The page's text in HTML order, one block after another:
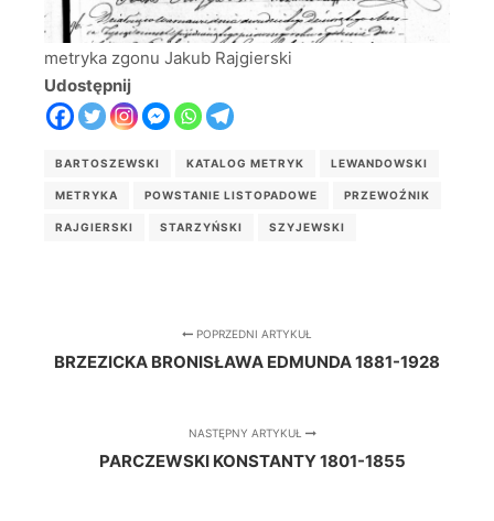
metryka zgonu Jakub Rajgierski
Udostępnij
BARTOSZEWSKI KATALOG METRYK LEWANDOWSKI
METRYKA POWSTANIE LISTOPADOWE PRZEWOŹNIK
RAJGIERSKI STARZYŃSKI SZYJEWSKI
POPRZEDNI ARTYKUŁ
BRZEZICKA BRONISŁAWA EDMUNDA 1881-1928
NASTĘPNY ARTYKUŁ
PARCZEWSKI KONSTANTY 1801-1855